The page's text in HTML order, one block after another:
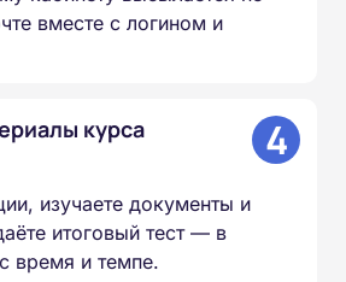
вместе с логином и
курса 4
изучаете документы и
итоговый тест — в
время и темпе.